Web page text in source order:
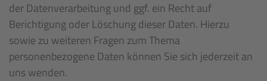
der Datenverarbeitung und ggf. ein Recht auf
Berichtigung oder Löschung dieser Daten. Hierzu
sowie zu weiteren Fragen zum Thema
personenbezogene Daten können Sie sich jederzeit an
uns wenden.